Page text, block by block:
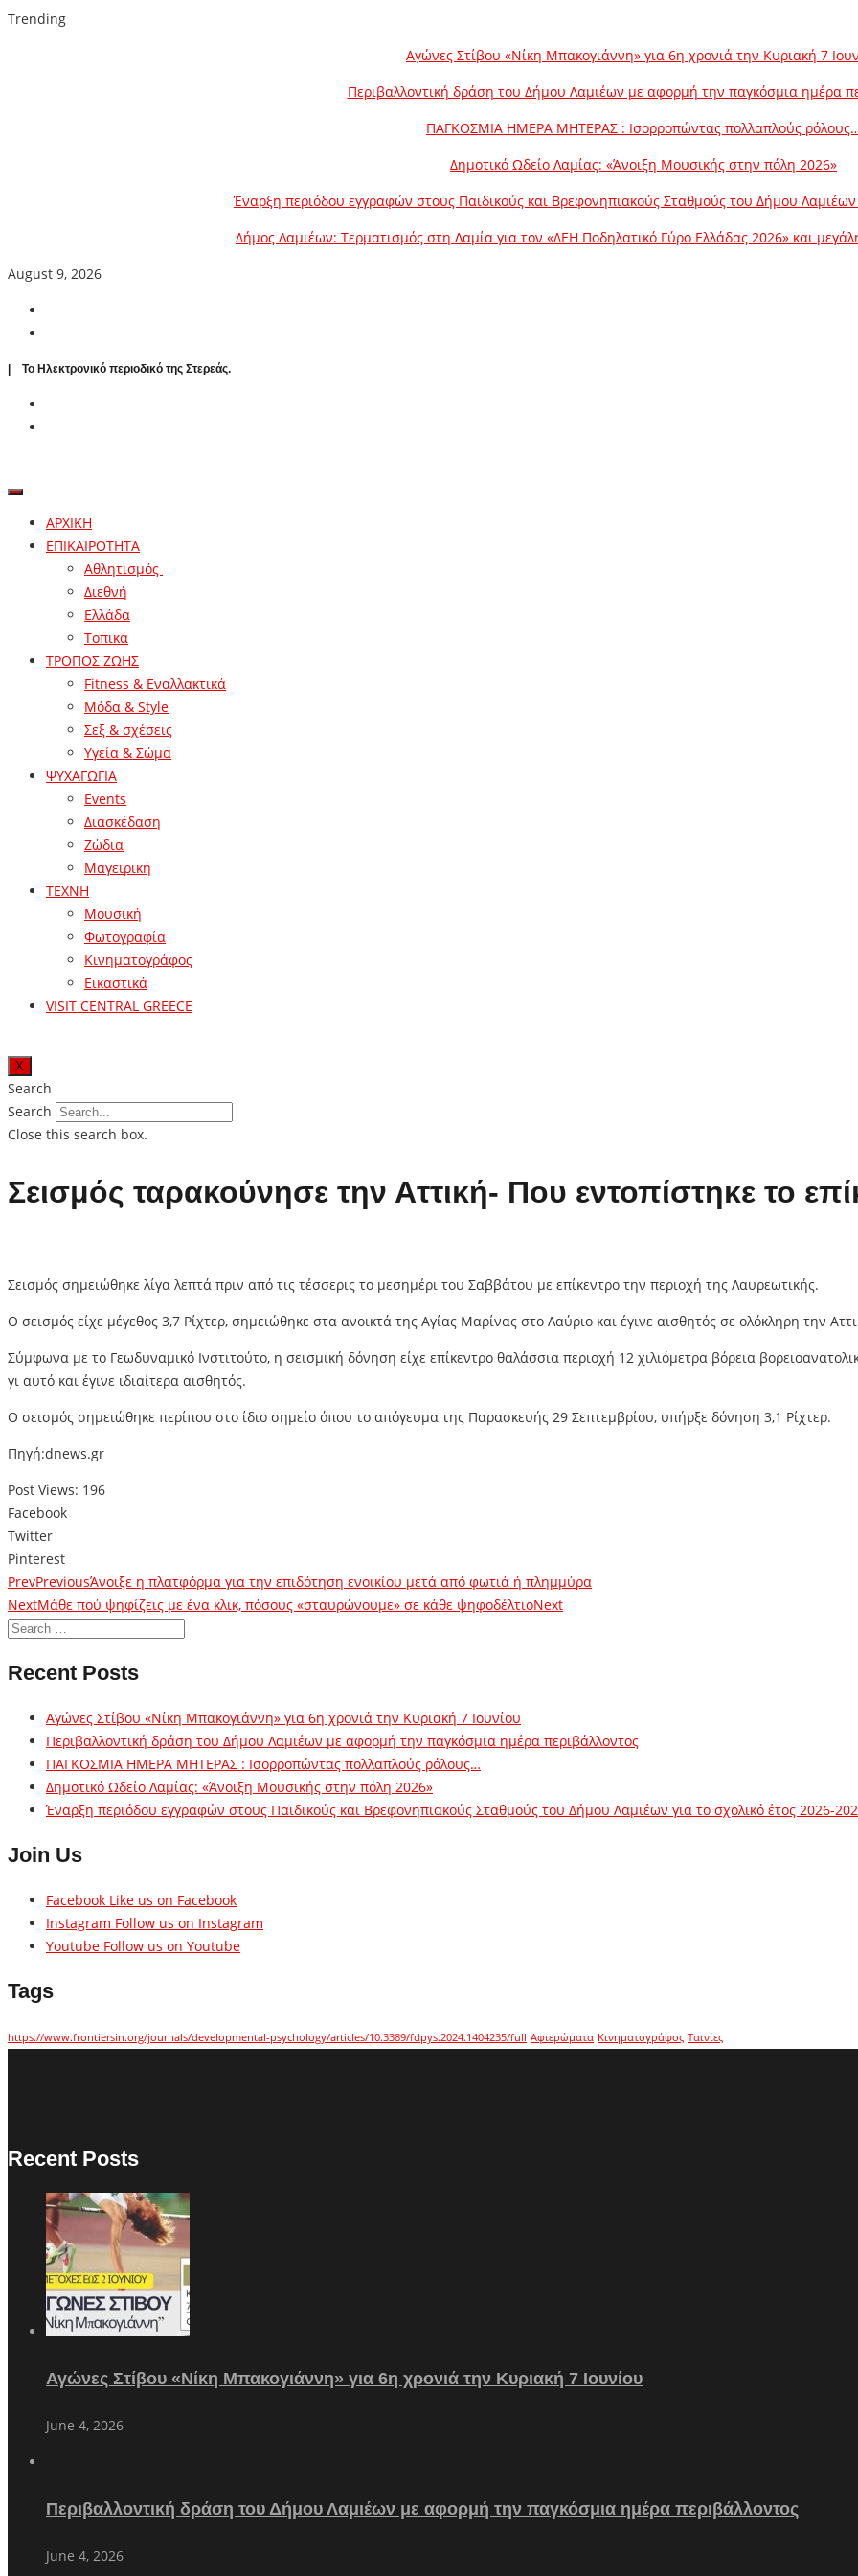
Trending
Αγώνες Στίβου «Νίκη Μπακογιάννη» για 6η χρονιά την Κυριακή 7
Περιβαλλοντική δράση του Δήμου Λαμιέων με αφορμή την παγκόσμια ημέρα
ΠΑΓΚΟΣΜΙΑ ΗΜΕΡΑ ΜΗΤΕΡΑΣ : Ισορροπώντας πολλαπλούς
Δημοτικό Ωδείο Λαμίας: «Άνοιξη Μουσικής στην πόλη 2026»
Έναρξη περιόδου εγγραφών στους Παιδικούς και Βρεφονηπιακούς Σταθμούς του Δήμου Λαμιέων
Δήμος Λαμιέων: Τερματισμός στη Λαμία για τον «ΔΕΗ Ποδηλατικό Γύρο Ελλάδας 2026» και
August 9, 2026
| To Ηλεκτρονικό περιοδικό της Στερεάς.
ΑΡΧΙΚΗ
ΕΠΙΚΑΙΡΟΤΗΤΑ
Αθλητισμός
Διεθνή
Ελλάδα
Τοπικά
ΤΡΟΠΟΣ ΖΩΗΣ
Fitness & Εναλλακτικά
Μόδα & Style
Σεξ & σχέσεις
Υγεία & Σώμα
ΨΥΧΑΓΩΓΙΑ
Events
Διασκέδαση
Ζώδια
Μαγειρική
ΤΕΧΝΗ
Μουσική
Φωτογραφία
Κινηματογράφος
Εικαστικά
VISIT CENTRAL GREECE
X
Search
Search
Close this search box.
Σεισμός ταρακούνησε την Αττική- Που εντοπίστηκε το
Σεισμός σημειώθηκε λίγα λεπτά πριν από τις τέσσερις το μεσημέρι του Σαββάτου με επίκεντρο την περιοχή της Λαυρεωτικής.
Ο σεισμός είχε μέγεθος 3,7 Ρίχτερ, σημειώθηκε στα ανοικτά της Αγίας Μαρίνας στο Λαύριο και έγινε αισθητός σε ολόκληρη την
Σύμφωνα με το Γεωδυναμικό Ινστιτούτο, η σεισμική δόνηση είχε επίκεντρο θαλάσσια περιοχή 12 χιλιόμετρα βόρεια
γι αυτό και έγινε ιδιαίτερα αισθητός.
Ο σεισμός σημειώθηκε περίπου στο ίδιο σημείο όπου το απόγευμα της Παρασκευής 29 Σεπτεμβρίου, υπήρξε δόνηση 3,1 Ρίχτερ.
Πηγή:dnews.gr
Post Views: 196
Facebook
Twitter
Pinterest
PrevPreviousΆνοιξε η πλατφόρμα για την επιδότηση ενοικίου μετά από φωτιά ή πλημμύρα
NextΜάθε πού ψηφίζεις με ένα κλικ, πόσους «σταυρώνουμε» σε κάθε ψηφοδέλτιοNext
Recent Posts
Αγώνες Στίβου «Νίκη Μπακογιάννη» για 6η χρονιά την Κυριακή 7 Ιουνίου
Περιβαλλοντική δράση του Δήμου Λαμιέων με αφορμή την παγκόσμια ημέρα περιβάλλοντος
ΠΑΓΚΟΣΜΙΑ ΗΜΕΡΑ ΜΗΤΕΡΑΣ : Ισορροπώντας πολλαπλούς ρόλους…
Δημοτικό Ωδείο Λαμίας: «Άνοιξη Μουσικής στην πόλη 2026»
Έναρξη περιόδου εγγραφών στους Παιδικούς και Βρεφονηπιακούς Σταθμούς του Δήμου Λαμιέων για το σχολικό έτος 2026-
Join Us
Facebook Like us on Facebook
Instagram Follow us on Instagram
Youtube Follow us on Youtube
Tags
https://www.frontiersin.org/journals/developmental-psychology/articles/10.3389/fdpys.2024.1404235/full Αφιερώματα Κινηματογράφος Ταινίες
Recent Posts
Αγώνες Στίβου «Νίκη Μπακογιάννη» για 6η χρονιά την Κυριακή 7 Ιουνίου
June 4, 2026
Περιβαλλοντική δράση του Δήμου Λαμιέων με αφορμή την παγκόσμια ημέρα περιβάλλοντος
June 4, 2026